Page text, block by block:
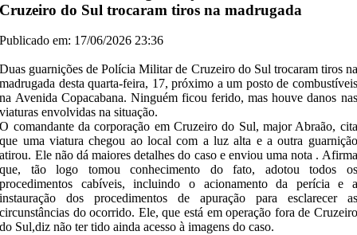
Cruzeiro do Sul trocaram tiros na madrugada
Publicado em: 17/06/2026 23:36
Duas guarnições de Polícia Militar de Cruzeiro do Sul trocaram tiros na
madrugada desta quarta-feira, 17, próximo a um posto de combustíveis
na Avenida Copacabana. Ninguém ficou ferido, mas houve danos nas
viaturas envolvidas na situação.
O comandante da corporação em Cruzeiro do Sul, major Abraão, cita
que uma viatura chegou ao local com a luz alta e a outra guarnição
atirou. Ele não dá maiores detalhes do caso e enviou uma nota . Afirma
que, tão logo tomou conhecimento do fato, adotou todos os
procedimentos cabíveis, incluindo o acionamento da perícia e a
instauração dos procedimentos de apuração para esclarecer as
circunstâncias do ocorrido. Ele, que está em operação fora de Cruzeiro
do Sul,diz não ter tido ainda acesso à imagens do caso.